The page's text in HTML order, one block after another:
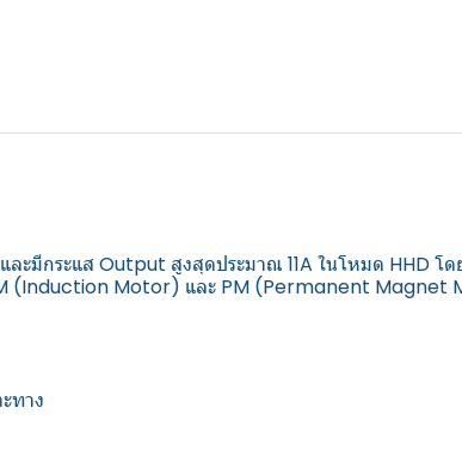
ะมีกระแส Output สูงสุดประมาณ 11A ในโหมด HHD
(Induction Motor) และ PM (Permanent Magnet
ทาง